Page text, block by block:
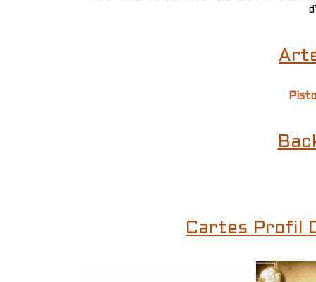
Cartes Profil